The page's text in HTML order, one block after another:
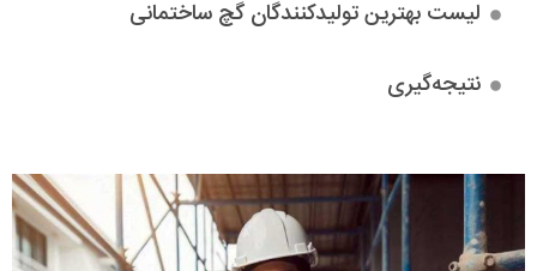
لیست بهترین تولیدکنندگان گچ ساختمانی
نتیجه‌گیری